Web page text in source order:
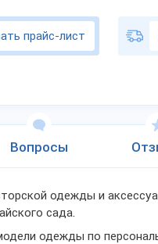
прайс-лист
Вопросы
одежды и
сада.
одежды по